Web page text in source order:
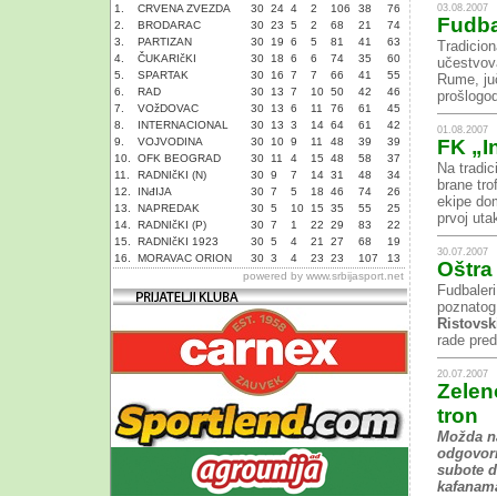
1. CRVENA ZVEZDA 30 24 4 2 106 38
76
2.
BRODARAC 30 23 5 2 68 21
74
3.
PARTIZAN 30 19 6 5 81 41
63
4.
ČUKARIčKI 30 18 6 6 74 35
60
5.
SPARTAK 30 16 7 7 66 41
55
6.
RAD 30 13 7 10 50 42
46
7.
VOžDOVAC 30 13 6 11 76 61
45
8.
INTERNACIONAL 30 13 3 14 64 61
42
9.
VOJVODINA 30 10 9 11 48 39
39
10.
OFK BEOGRAD 30 11 4 15 48 58
37
11.
RADNIčKI (N) 30 9 7 14 31 48
34
12.
INđIJA 30 7 5 18 46 74
26
13.
NAPREDAK 30 5 10 15 35 55
25
14.
RADNIčKI (P) 30 7 1 22 29 83
22
15.
RADNIčKI 1923 30 5 4 21 27 68
19
16.
MORAVAC ORION 30 3 4 23 23 107
13
powered by www.srbijasport.net
03.08.2007
Rume,
01.08.2007
FK
Na
brane
ekipe
prvoj
30.07.2007
rade
20.07.2007
tron
Možda
subote